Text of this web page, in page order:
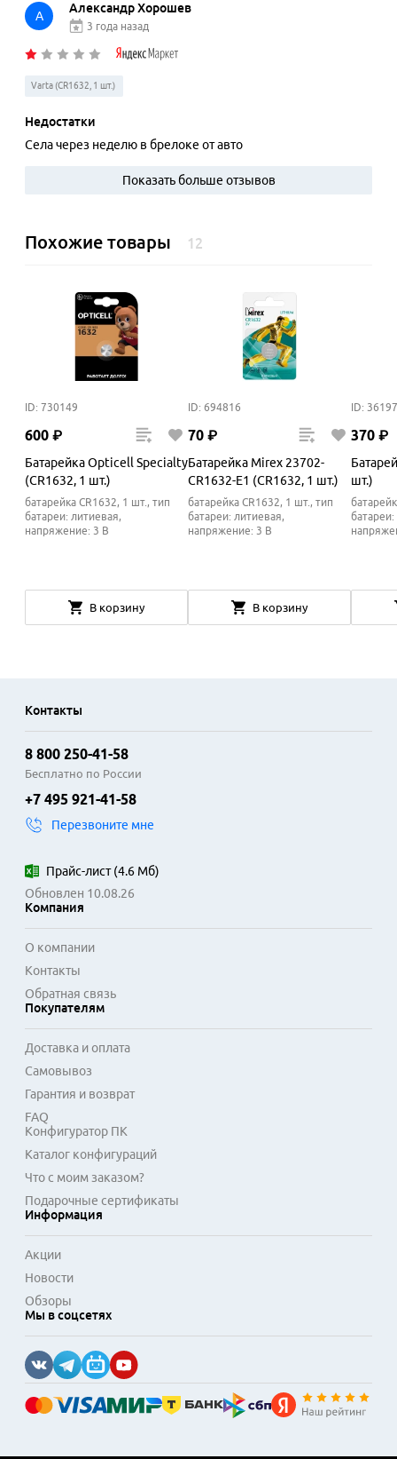
А
Александр Хорошев
3 года назад
Varta (CR1632, 1 шт.)
Недостатки
Села через неделю в брелоке от авто
Показать больше отзывов
Похожие товары 12
ID: 730149
600 ₽
Батарейка Opticell Specialty
(CR1632, 1 шт.)
батарейка CR1632, 1 шт., тип
батареи: литиевая,
напряжение: 3 В
В корзину
ID: 694816
70 ₽
Батарейка Mirex 23702-
CR1632-E1 (CR1632, 1 шт.)
батарейка CR1632, 1 шт., тип
батареи: литиевая,
напряжение: 3 В
В корзину
ID:
370 ₽
шт.)
Контакты
8 800 250-41-58
Бесплатно по России
+7 495 921-41-58
Перезвоните мне
Прайс-лист(4.6 Мб)
Обновлен 10.08.26
Компания
О компании
Контакты
Обратная связь
Покупателям
Доставка и оплата
Самовывоз
Гарантия и возврат
FAQ
Конфигуратор ПК
Каталог конфигураций
Что с моим заказом?
Подарочные сертификаты
Информация
Акции
Новости
Обзоры
Мы в соцсетях